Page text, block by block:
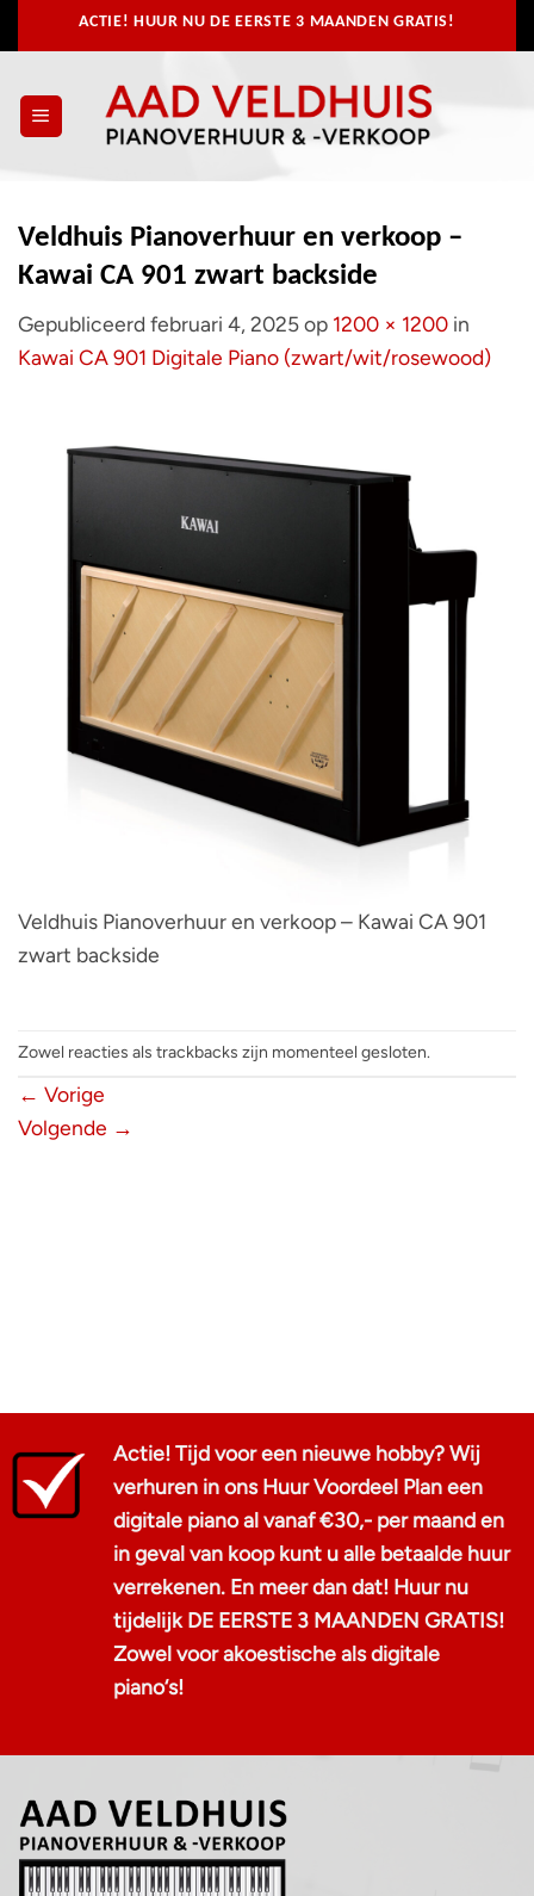
naar
ACTIE! HUUR NU DE EERSTE 3 MAANDEN GRATIS!
Veldhuis Pianoverhuur en verkoop –
Kawai CA 901 zwart backside
Gepubliceerd februari 4, 2025op 1200 × 1200 in
Kawai CA 901 Digitale Piano (zwart/wit/rosewood)
Veldhuis Pianoverhuur en verkoop – Kawai CA 901
zwart backside
Zowel reacties als trackbacks zijn momenteel gesloten.
← Vorige
Volgende →
Actie! Tijd voor een nieuwe hobby? Wij
verhuren in ons Huur Voordeel Plan een
digitale piano al vanaf €30,- per maand en
in geval van koop kunt u alle betaalde huur
verrekenen. En meer dan dat! Huur nu
tijdelijk DE EERSTE 3 MAANDEN GRATIS!
Zowel voor akoestische als digitale
piano‘s!